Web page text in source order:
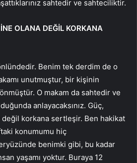
sahtedir ve sahteciliktir.
OLANA DEĞİL KORKANA
Benim tek derdim de o
unutmuştur, bir kişinin
O makam da sahtedir ve
anlayacaksınız. Güç,
korkana sertleşir. Ben hakikat
konumumu hiç
benimki gibi, bu kadar
yaşamı yoktur. Buraya 12